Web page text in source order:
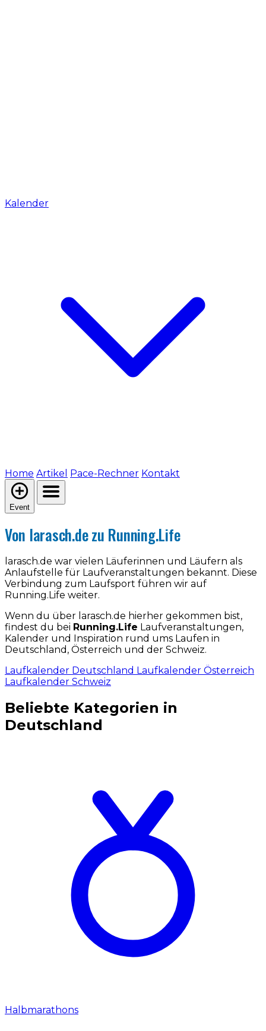
Kalender
Home Artikel Pace-Rechner Kontakt
Event
Von larasch.de zu Running.Life
larasch.de war vielen Läuferinnen und Läufern als
Anlaufstelle für Laufveranstaltungen bekannt. Diese
Verbindung zum Laufsport führen wir auf
Running.Life weiter.
Wenn du über larasch.de hierher gekommen bist,
findest du bei Running.Life Laufveranstaltungen,
Kalender und Inspiration rund ums Laufen in
Deutschland, Österreich und der Schweiz.
Laufkalender Deutschland Laufkalender Österreich
Laufkalender Schweiz
Beliebte Kategorien in
Deutschland
Halbmarathons